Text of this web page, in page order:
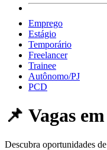
Emprego
Estágio
Temporário
Freelancer
Trainee
Autônomo/PJ
PCD
📌 Vagas em
Descubra oportunidades